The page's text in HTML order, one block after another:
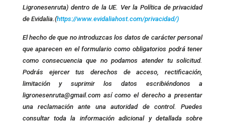
Ligronesenruta) dentro de la UE. Ver la Política de privacidad
de Evidalia.(https://www.evidaliahost.com/privacidad/)
El hecho de que no introduzcas los datos de carácter personal
que aparecen en el formulario como obligatorios podrá tener
como consecuencia que no podamos atender tu solicitud.
Podrás ejercer tus derechos de acceso, rectificación,
limitación y suprimir los datos escribiéndonos a
ligronesenruta@gmail.com así como el derecho a presentar
una reclamación ante una autoridad de control. Puedes
consultar toda la información adicional y detallada sobre